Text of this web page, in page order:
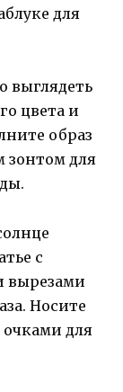
для
выглядеть
цвета и
образ
зонтом для
с
вырезами
Носите
для